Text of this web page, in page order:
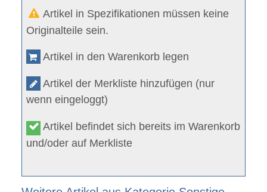
Artikel in Spezifikationen müssen keine
Originalteile sein.
Artikel in den Warenkorb legen
Artikel der Merkliste hinzufügen (nur
wenn eingeloggt)
Artikel befindet sich bereits im Warenkorb
und/oder auf Merkliste